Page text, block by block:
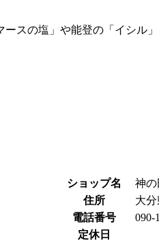
スの塩」や能登の「イシル
ショップ名
神の
住所
大
電話番号
090-
定休日